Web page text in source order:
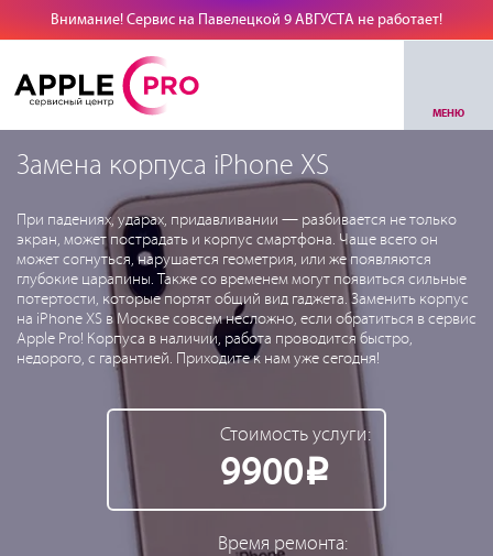
Внимание! Сервис на Павелецкой 9 АВГУСТА не работает!
МЕНЮ
Замена корпуса iPhone XS
При падениях, ударах, придавливании — разбивается не только
экран, может пострадать и корпус смартфона. Чаще всего он
может согнуться, нарушается геометрия, или же появляются
глубокие царапины. Также со временем могут появиться сильные
потертости, которые портят общий вид гаджета. Заменить корпус
на iPhone XS в Москве совсем несложно, если обратиться в сервис
Apple Pro! Корпуса в наличии, работа проводится быстро,
недорого, с гарантией. Приходите к нам уже сегодня!
Стоимость услуги:
9900Р
Время ремонта: